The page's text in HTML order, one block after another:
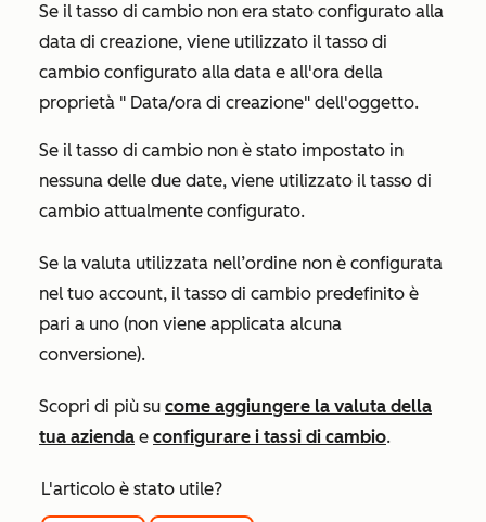
Se il tasso di cambio non era stato configurato alla
data di creazione, viene utilizzato il tasso di
cambio configurato alla data e all'ora della
proprietà " Data/ora di creazione" dell'oggetto.
Se il tasso di cambio non è stato impostato in
nessuna delle due date, viene utilizzato il tasso di
cambio attualmente configurato.
Se la valuta utilizzata nell’ordine non è configurata
nel tuo account, il tasso di cambio predefinito è
pari a uno (non viene applicata alcuna
conversione).
Scopri di più su come aggiungere la valuta della
tua azienda e configurare i tassi di cambio.
L'articolo è stato utile?